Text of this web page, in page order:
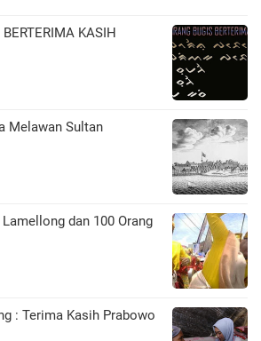
KASIH
Melawan Sultan
dan 100 Orang
: Terima Kasih Prabowo